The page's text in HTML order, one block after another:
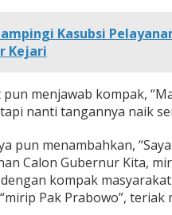
Kasubsi
Kejari
menjawab kompak,
nanti tangannya naik
pun menambahkan,
Calon Gubernur Kita,
kompak
Pak Prabowo”, teriak